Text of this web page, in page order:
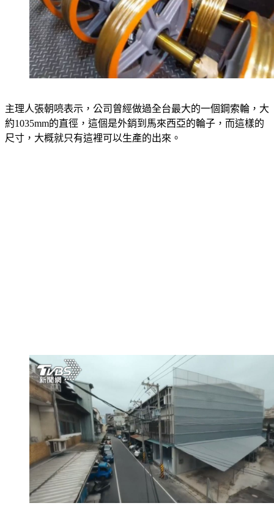
主理人張朝喨表示，公司曾經做過全台最大的一個鋼索輪，大
約1035mm的直徑，這個是外銷到馬來西亞的輪子，而這樣的